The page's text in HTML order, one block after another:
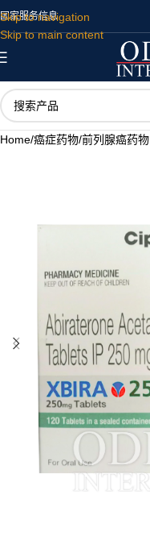
Skip to navigation
Skip to main content
国家服务信息
Home/癌症药物/前列腺癌药物